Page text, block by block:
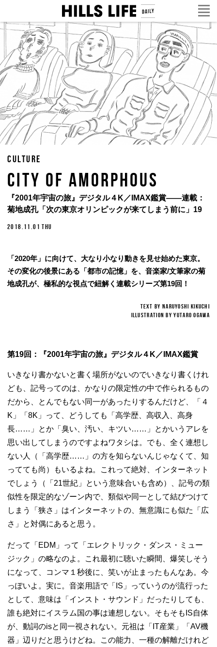
CULTURE
CITY OF AMORPHOUS
『2001年宇宙の旅』デジタル４K／IMAX鑑賞——連載：
菊地成孔「次の東京オリンピックが来てしまう前に」19
2018.11.01 THU
「2020年」に向けて、大なり小なり動きを見せ始めた東京。
その変化の後景にある「都市の記憶」を、音楽家/文筆家の菊
地成孔が、極私的な視点で紐解く連載シリーズ第19回！
TEXT BY NARUYOSHI KIKUCHI
ILLUSTRATION BY YUTARO OGAWA
第19回：『2001年宇宙の旅』デジタル４K／IMAX鑑賞
いきなり書かないと書く場所がないのでいきなり書くけれ
ども、記号ってのは、かなりの限定性の中で作られるもの
だから、とんでもない同一があったりするんだけど、「４
K」「8K」って、どうしても「高学歴、高収入、高身
長……」とか「臭い、汚い、キツい……」とかいうアレを
思い出してしまうのですよねワタシは。でも、全く連想し
ない人（「高学歴……」の方を知らないんじゃなくて、知
ってても尚）もいるよね。これって絶対、インターネット
でしょう（「21世紀」という意味合いも含め）、記号の類
似性を限定的なゾーン内で、類似や同一として結びつけて
しまう「狭さ」はインターネットの、無意識にも似た「広
さ」と対偶にあると思う。
だって「EDM」って「エレクトリック・ダンス・ミュー
ジック」の略なのよ。これ最初に聴いた瞬間、爆笑しそう
になって、コンマ１秒後に、笑いが止まったもんなあ。今
っぽいよ。実に。音楽用語で「IS」っていうのが流行った
として、意味は「インスト・サウンド」だったりしても、
誰も絶対にイスラム国の事は連想しない。そもそもIS自体
が、動詞のisと同一視されない。元祖は「IT産業」「AV機
器」辺りだと思うけどね。この能力、一種の解離だけれど